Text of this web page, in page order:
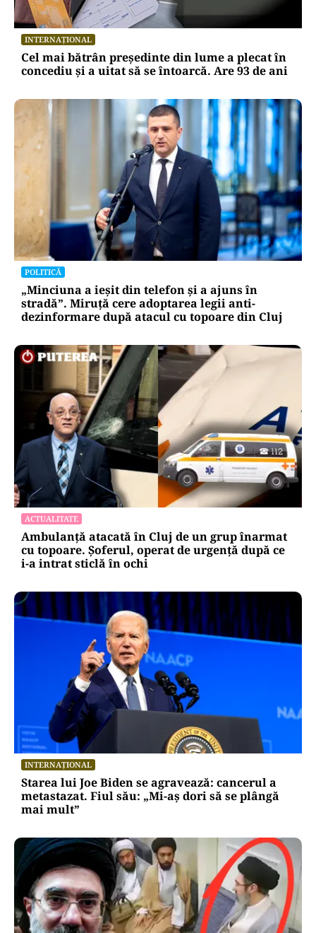
INTERNAȚIONAL
Cel mai bătrân președinte din lume a plecat în
concediu și a uitat să se întoarcă. Are 93 de ani
POLITICĂ
„Minciuna a ieșit din telefon și a ajuns în
stradă”. Miruță cere adoptarea legii anti-
dezinformare după atacul cu topoare din Cluj
ACTUALITATE
Ambulanță atacată în Cluj de un grup înarmat
cu topoare. Șoferul, operat de urgență după ce
i-a intrat sticlă în ochi
INTERNAȚIONAL
Starea lui Joe Biden se agravează: cancerul a
metastazat. Fiul său: „Mi-aș dori să se plângă
mai mult”